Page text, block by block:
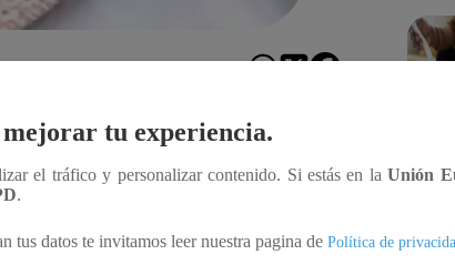
preparar un delicioso platillo para
con mariscos borrachitos que
mejorar tu experiencia.
el tráfico y personalizar contenido. Si estás en laUnión
.
tus datos te invitamos leer nuestra pagina de Política de